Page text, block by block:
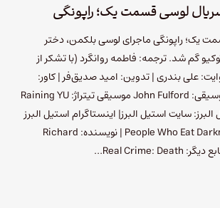
یک؛ راپونگی ماجرای لوسی بلکمن، دختر
گم شد. ترجمه: فاطمه روانگرد (با تشکر از
علی بندری | تدوین: امید صدیق‌فر | کاور:
مجید آب‌پرور موسیقی: John Fulford موسیقی تیتراژ: Raining YU
سایت استیل البرز| اینستاگرام استیل البرز
منبع اصلی: People Who Eat Darknes | نویسنده: Richard